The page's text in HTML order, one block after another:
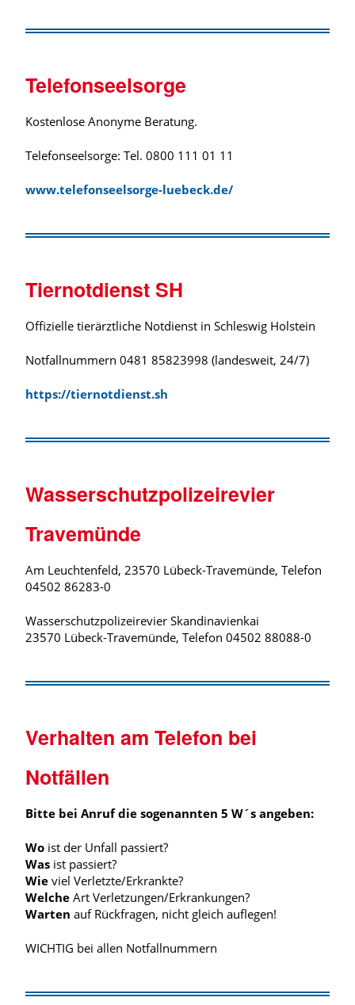
Telefonseelsorge
Kostenlose Anonyme Beratung.
Telefonseelsorge: Tel. 0800 111 01 11
www.telefonseelsorge-luebeck.de/
Tiernotdienst SH
Offizielle tierärztliche Notdienst in Schleswig Holstein
Notfallnummern 0481 85823998 (landesweit, 24/7)
https://tiernotdienst.sh
Wasserschutzpolizeirevier
Travemünde
Am Leuchtenfeld, 23570 Lübeck-Travemünde, Telefon
04502 86283-0
Wasserschutzpolizeirevier Skandinavienkai
23570 Lübeck-Travemünde, Telefon 04502 88088-0
Verhalten am Telefon bei
Notfällen
Bitte bei Anruf die sogenannten 5 W´s angeben:
Wo ist der Unfall passiert?
Was ist passiert?
Wie viel Verletzte/Erkrankte?
Welche Art Verletzungen/Erkrankungen?
Warten auf Rückfragen, nicht gleich auflegen!
WICHTIG bei allen Notfallnummern